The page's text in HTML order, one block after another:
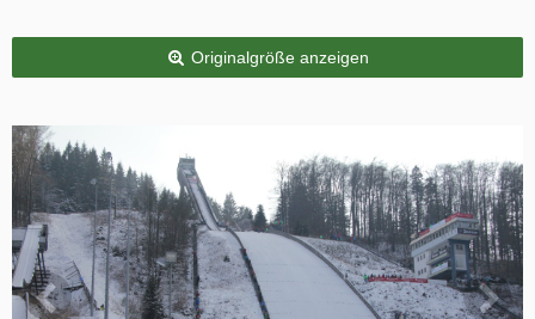
Originalgröße anzeigen